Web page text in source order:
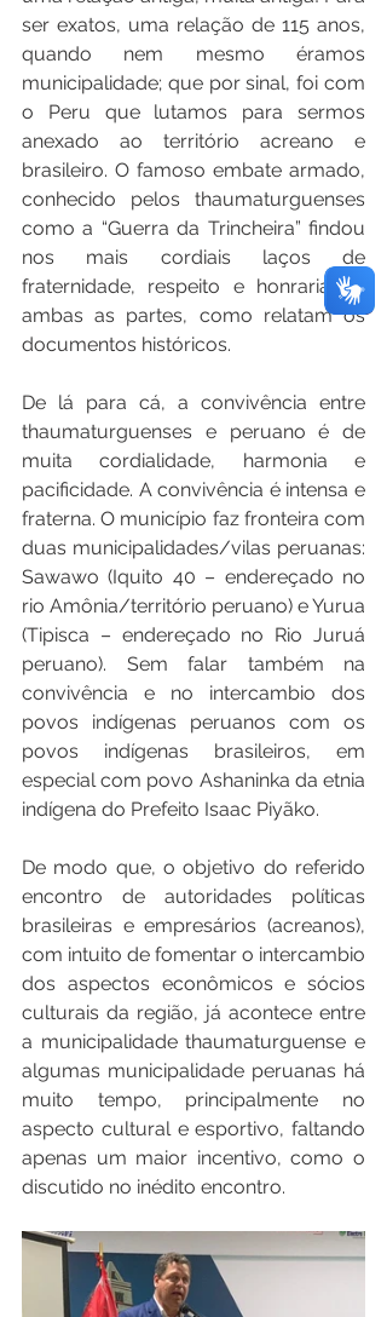
ser exatos, uma relação de 115 anos,
quando nem mesmo éramos
municipalidade; que por sinal, foi com
o Peru que lutamos para sermos
anexado ao território acreano e
brasileiro. O famoso embate armado,
conhecido pelos thaumaturguenses
como a “Guerra da Trincheira” findou
nos mais cordiais laços de
fraternidade, respeito e honraria de
ambas as partes, como relatam os
documentos históricos.
De lá para cá, a convivência entre
thaumaturguenses e peruano é de
muita cordialidade, harmonia e
pacificidade. A convivência é intensa e
fraterna. O município faz fronteira com
duas municipalidades/vilas peruanas:
Sawawo (Iquito 40 – endereçado no
rio Amônia/território peruano) e Yurua
(Tipisca – endereçado no Rio Juruá
peruano). Sem falar também na
convivência e no intercambio dos
povos indígenas peruanos com os
povos indígenas brasileiros, em
especial com povo Ashaninka da etnia
indígena do Prefeito Isaac Piyãko.
De modo que, o objetivo do referido
encontro de autoridades políticas
brasileiras e empresários (acreanos),
com intuito de fomentar o intercambio
dos aspectos econômicos e sócios
culturais da região, já acontece entre
a municipalidade thaumaturguense e
algumas municipalidade peruanas há
muito tempo, principalmente no
aspecto cultural e esportivo, faltando
apenas um maior incentivo, como o
discutido no inédito encontro.